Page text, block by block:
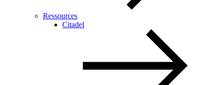
Ressources
Citadel